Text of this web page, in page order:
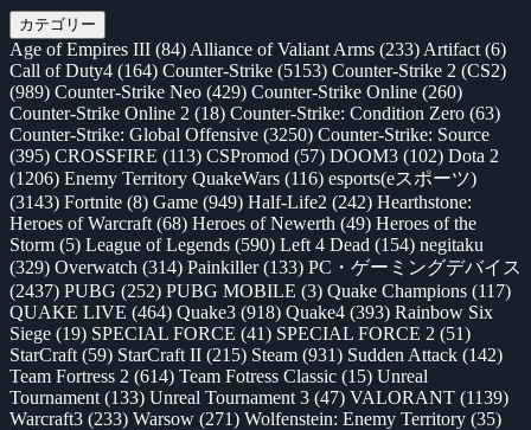
カテゴリー
Age of Empires III (84) Alliance of Valiant Arms (233) Artifact (6)
Call of Duty4 (164) Counter-Strike (5153) Counter-Strike 2 (CS2)
(989) Counter-Strike Neo (429) Counter-Strike Online (260)
Counter-Strike Online 2 (18) Counter-Strike: Condition Zero (63)
Counter-Strike: Global Offensive (3250) Counter-Strike: Source
(395) CROSSFIRE (113) CSPromod (57) DOOM3 (102) Dota 2
(1206) Enemy Territory QuakeWars (116) esports(eスポーツ)
(3143) Fortnite (8) Game (949) Half-Life2 (242) Hearthstone:
Heroes of Warcraft (68) Heroes of Newerth (49) Heroes of the
Storm (5) League of Legends (590) Left 4 Dead (154) negitaku
(329) Overwatch (314) Painkiller(133) PC・ゲーミングデバイス
(2437) PUBG (252) PUBG MOBILE (3) Quake Champions (117)
QUAKE LIVE (464) Quake3 (918) Quake4 (393) Rainbow Six
Siege (19) SPECIAL FORCE (41) SPECIAL FORCE 2 (51)
StarCraft (59) StarCraft II (215) Steam (931) Sudden Attack (142)
Team Fortress 2 (614) Team Fotress Classic (15) Unreal
Tournament (133) Unreal Tournament 3 (47) VALORANT (1139)
Warcraft3 (233) Warsow (271) Wolfenstein: Enemy Territory (35)